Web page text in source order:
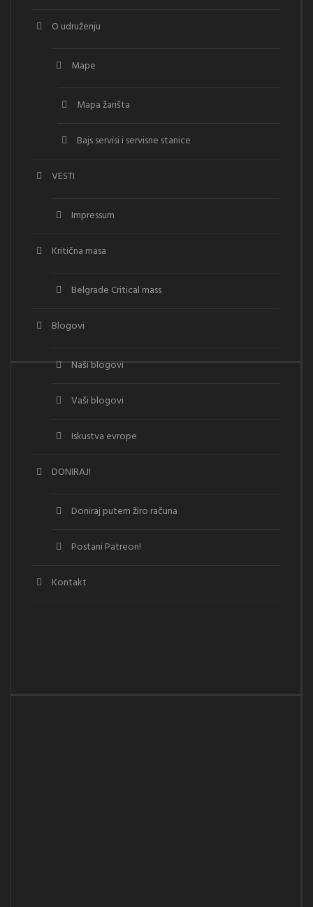
O udruženju
Mape
Mapa žarišta
Bajs servisi i servisne stanice
VESTI
Impressum
Kritična masa
Belgrade Critical mass
Blogovi
Naši blogovi
Vaši blogovi
Iskustva evrope
DONIRAJ!
Doniraj putem žiro računa
Postani Patreon!
Kontakt